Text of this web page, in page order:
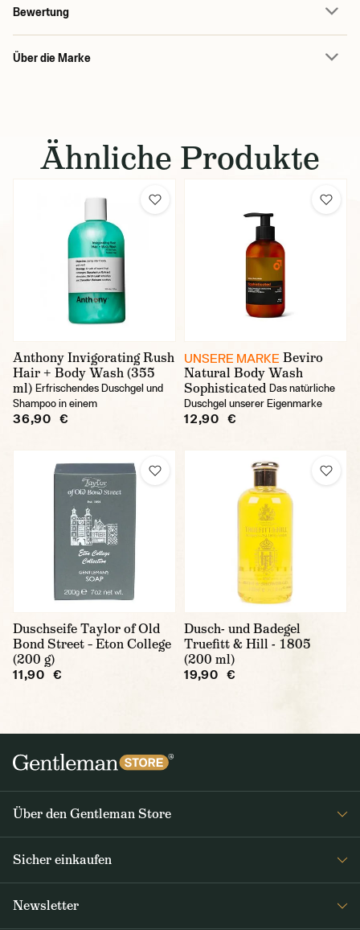
Bewertung
Über die Marke
Ähnliche Produkte
Anthony Invigorating Rush
Hair + Body Wash (355
ml) Erfrischendes Duschgel und
Shampoo in einem
36,90 €
UNSERE MARKE Beviro
Natural Body Wash
Sophisticated Das natürliche
Duschgel unserer Eigenmarke
12,90 €
Duschseife Taylor of Old
Bond Street – Eton College
(200 g)
11,90 €
Dusch- und Badegel
Truefitt & Hill - 1805
(200 ml)
19,90 €
Über den Gentleman Store
Journal
Sicher einkaufen
Newsletter